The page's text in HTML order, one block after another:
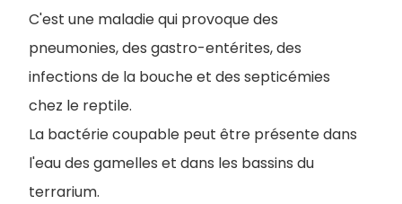
C'est une maladie qui provoque des
pneumonies, des gastro-entérites, des
infections de la bouche et des septicémies
chez le reptile.
La bactérie coupable peut être présente dans
l'eau des gamelles et dans les bassins du
terrarium.